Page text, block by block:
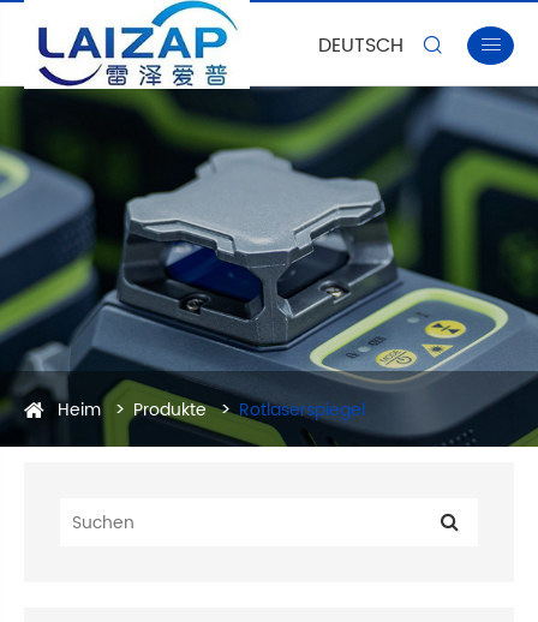
DEUTSCH  
Heim Produkte Rotlaserspiegel